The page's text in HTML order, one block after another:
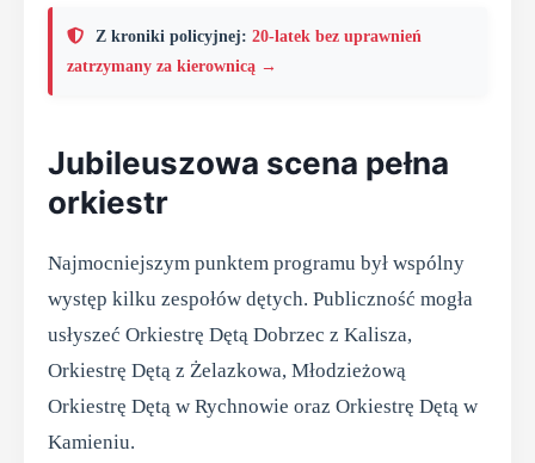
Z kroniki policyjnej: 20-latek bez uprawnień
zatrzymany za kierownicą →
Jubileuszowa scena pełna
orkiestr
Najmocniejszym punktem programu był wspólny
występ kilku zespołów dętych. Publiczność mogła
usłyszeć Orkiestrę Dętą Dobrzec z Kalisza,
Orkiestrę Dętą z Żelazkowa, Młodzieżową
Orkiestrę Dętą w Rychnowie oraz Orkiestrę Dętą w
Kamieniu.